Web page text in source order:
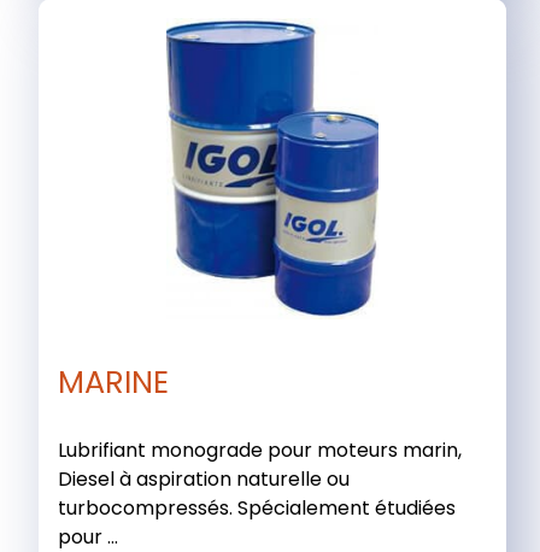
MARINE
Lubrifiant monograde pour moteurs marin,
Diesel à aspiration naturelle ou
turbocompressés. Spécialement étudiées
pour ...